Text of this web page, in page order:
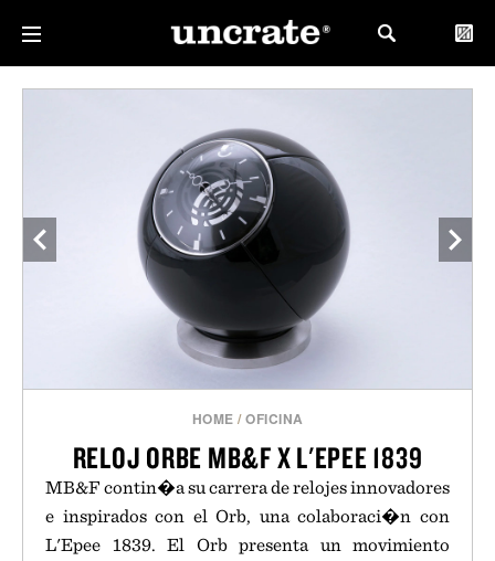
HOME /OFICINA
RELOJ ORBE MB&F X L'EPEE 1839
MB&F contin�a su carrera de relojes innovadores
e inspirados con el Orb, una colaboraci�n con
L'Epee 1839. El Orb presenta un movimiento